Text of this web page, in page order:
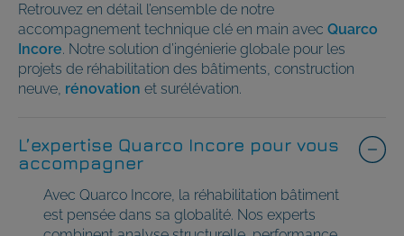
Retrouvez en détail l’ensemble de notre
accompagnement technique clé en main avec Quarco
Incore. Notre solution d’ingénierie globale pour les
projets de réhabilitation des bâtiments, construction
neuve, rénovation et surélévation.
L’expertise Quarco Incore pour vous
accompagner
Avec Quarco Incore, la réhabilitation bâtiment
est pensée dans sa globalité. Nos experts